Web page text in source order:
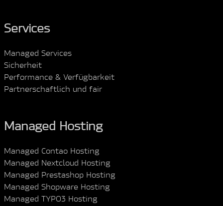
Services
Managed Services
Sicherheit
Performance & Verfügbarkeit
Partnerschaftlich und fair
Managed Hosting
Managed Contao Hosting
Managed Nextcloud Hosting
Managed Prestashop Hosting
Managed Shopware Hosting
Managed TYPO3 Hosting